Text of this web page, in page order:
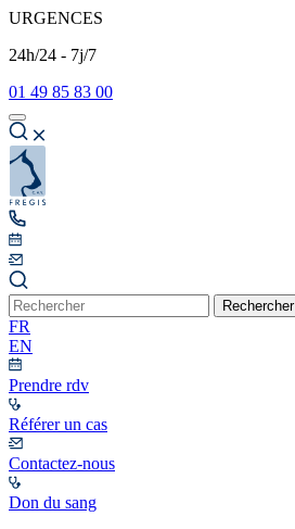
URGENCES
24h/24 - 7j/7
01 49 85 83 00
Rechercher
FR
EN
Prendre rdv
Référer un cas
Contactez-nous
Don du sang